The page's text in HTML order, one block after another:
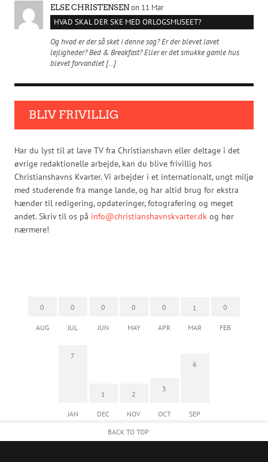
ELSE CHRISTENSEN on 11 Mar
HVAD SKAL DER SKE MED ORLOGSMUSEET?
Og hvad er der så sket i denne sag? Er der blevet lavet
lejligheder? Bed & Breakfast? Eller er det smukke gamle hus
blevet forvandlet […]
BLIV FRIVILLIG
Har du lyst til at lave TV fra Christianshavn eller deltage i det
øvrige redaktionelle arbejde, kan du blive frivillig hos
Christianshavns Kvarter. Vi arbejder i et internationalt, ungt miljø
med studerende fra mange lande, og har altid brug for ekstra
hænder til redigering, opdateringer, fotografering og meget
andet. Skriv til os på info@christianshavnskvarter.dk og hør
nærmere!
0
AUG
0
JUL
0
JUN
0
MAY
0
APR
1
MAR
0
FEB
7
JAN
1
DEC
2
NOV
3
OCT
6
SEP
BACK TO TOP